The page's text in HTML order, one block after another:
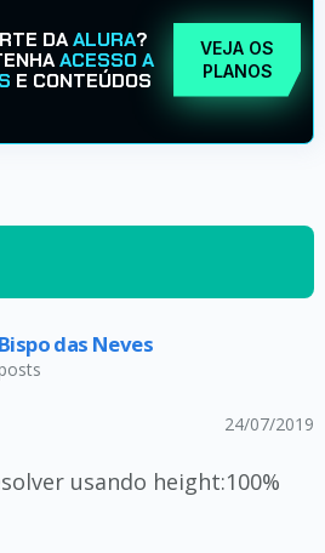
DAALURA?
ACESSO A
E CONTEÚDOS
VEJA OS
PLANOS
das Neves
24/07/2019
usando height:100%